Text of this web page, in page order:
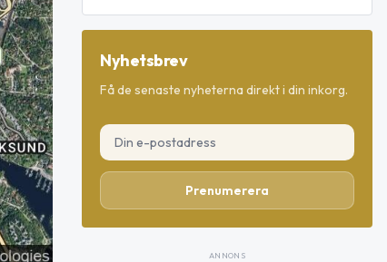
Nyhetsbrev
Få de senaste nyheterna direkt i din inkorg.
Prenumerera
ANNONS